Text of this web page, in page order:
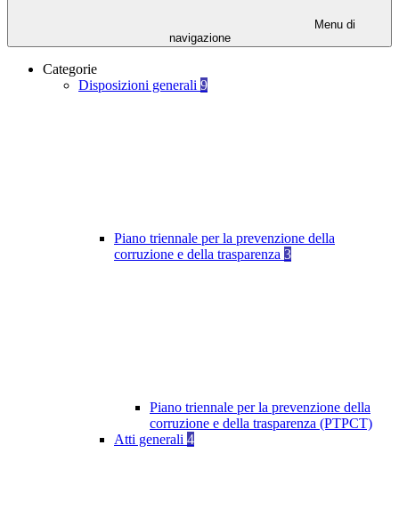
Menu di
navigazione
Categorie
Disposizioni generali 9
Piano triennale per la prevenzione della
corruzione e della trasparenza 3
Piano triennale per la prevenzione della
corruzione e della trasparenza (PTPCT)
Atti generali 4